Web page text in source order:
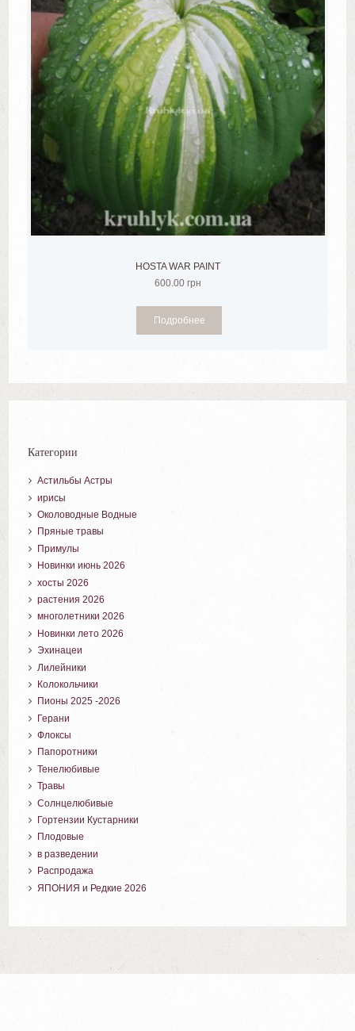
HOSTA WAR PAINT
600.00 грн
Подробнее
Категории
Астильбы Астры
ирисы
Околоводные Водные
Пряные травы
Примулы
Новинки июнь 2026
хосты 2026
растения 2026
многолетники 2026
Новинки лето 2026
Эхинацеи
Лилейники
Колокольчики
Пионы 2025 -2026
Герани
Флоксы
Папоротники
Тенелюбивые
Травы
Солнцелюбивые
Гортензии Кустарники
Плодовые
в разведении
Распродажа
ЯПОНИЯ и Редкие 2026